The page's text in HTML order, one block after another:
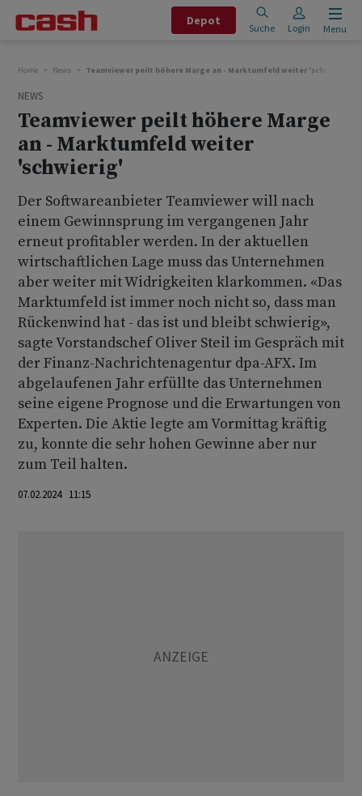
Depot
Suche Login Menu
Home News Teamviewer peilt höhere Marge an - Marktumfeld weiter 'schwierig'
NEWS
Teamviewer peilt höhere Marge
an - Marktumfeld weiter
'schwierig'
Der Softwareanbieter Teamviewer will nach
einem Gewinnsprung im vergangenen Jahr
erneut profitabler werden. In der aktuellen
wirtschaftlichen Lage muss das Unternehmen
aber weiter mit Widrigkeiten klarkommen. «Das
Marktumfeld ist immer noch nicht so, dass man
Rückenwind hat - das ist und bleibt schwierig»,
sagte Vorstandschef Oliver Steil im Gespräch mit
der Finanz-Nachrichtenagentur dpa-AFX. Im
abgelaufenen Jahr erfüllte das Unternehmen
seine eigene Prognose und die Erwartungen von
Experten. Die Aktie legte am Vormittag kräftig
zu, konnte die sehr hohen Gewinne aber nur
zum Teil halten.
07.02.2024 11:15